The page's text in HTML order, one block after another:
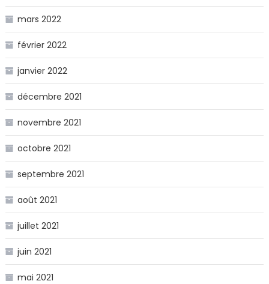
mars 2022
février 2022
janvier 2022
décembre 2021
novembre 2021
octobre 2021
septembre 2021
août 2021
juillet 2021
juin 2021
mai 2021